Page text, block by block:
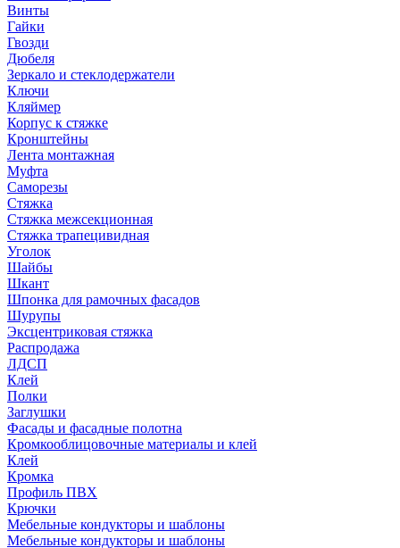
Винты
Гайки
Гвозди
Дюбеля
Зеркало и стеклодержатели
Ключи
Кляймер
Корпус к стяжке
Кронштейны
Лента монтажная
Муфта
Саморезы
Стяжка
Стяжка межсекционная
Стяжка трапецивидная
Уголок
Шайбы
Шкант
Шпонка для рамочных фасадов
Шурупы
Эксцентриковая стяжка
Распродажа
ЛДСП
Клей
Полки
Заглушки
Фасады и фасадные полотна
Кромкооблицовочные материалы и клей
Клей
Кромка
Профиль ПВХ
Крючки
Мебельные кондукторы и шаблоны
Мебельные кондукторы и шаблоны